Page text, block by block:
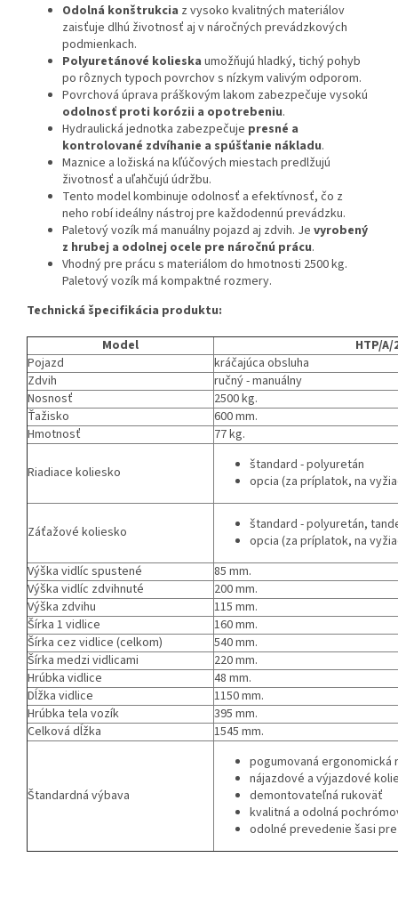
Odolná konštrukcia z vysoko kvalitných materiálov
zaisťuje dlhú životnosť aj v náročných prevádzkových
podmienkach.
Polyuretánové kolieska umožňujú hladký, tichý pohyb
po rôznych typoch povrchov s nízkym valivým odporom.
Povrchová úprava práškovým lakom zabezpečuje vysokú
odolnosť proti korózii a opotrebeniu.
Hydraulická jednotka zabezpečuje presné a
kontrolované zdvíhanie a spúšťanie nákladu.
Maznice a ložiská na kľúčových miestach predlžujú
životnosť a uľahčujú údržbu.
Tento model kombinuje odolnosť a efektívnosť, čo z
neho robí ideálny nástroj pre každodennú prevádzku.
Paletový vozík má manuálny pojazd aj zdvih. Je vyrobený
z hrubej a odolnej ocele pre náročnú prácu.
Vhodný pre prácu s materiálom do hmotnosti 2500 kg.
Paletový vozík má kompaktné rozmery.
Technická špecifikácia produktu:
Model
HTP/A/
Pojazd
kráčajúca obsluha
Zdvih
ručný - manuálny
Nosnosť
2500 kg.
Ťažisko
600 mm.
Hmotnosť
77 kg.
Riadiace koliesko
štandard - polyuretán
opcia (za príplatok, na
Záťažové koliesko
štandard - polyuretán,
opcia (za príplatok, na
Výška vidlíc spustené
85 mm.
Výška vidlíc zdvihnuté
200 mm.
Výška zdvihu
115 mm.
Šírka 1 vidlice
160 mm.
Šírka cez vidlice (celkom)
540 mm.
Šírka medzi vidlicami
220 mm.
Hrúbka vidlice
48 mm.
Dĺžka vidlice
1150 mm.
Hrúbka tela vozík
395 mm.
Celková dĺžka
1545 mm.
Štandardná výbava
pogumovaná ergonomická
nájazdové a výjazdové
demontovateľná rukoväť
kvalitná a odolná
odolné prevedenie šasi